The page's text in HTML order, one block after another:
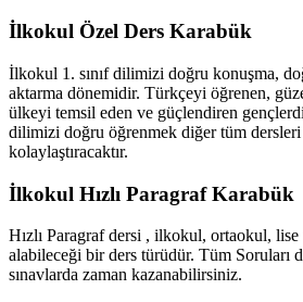
İlkokul Özel Ders Karabük
İlkokul 1. sınıf dilimizi doğru konuşma,
aktarma dönemidir. Türkçeyi öğrenen,
ülkeyi temsil eden ve güçlendiren
dilimizi doğru öğrenmek diğer tüm dersleri
kolaylaştıracaktır.
İlkokul Hızlı Paragraf Karabük
Hızlı Paragraf dersi , ilkokul, ortaokul, lise
alabileceği bir ders türüdür. Tüm Soruları
sınavlarda zaman kazanabilirsiniz.